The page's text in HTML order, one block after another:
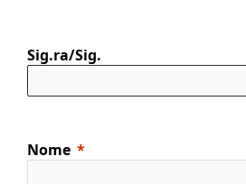
Sig.ra/Sig.
Nome